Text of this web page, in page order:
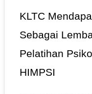
KLTC
Sebagai
Pelatihan
HIMPSI